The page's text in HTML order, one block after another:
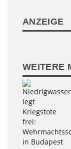
ANZEIGE
WEITERE